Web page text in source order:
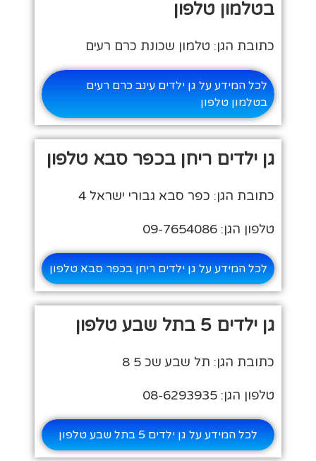
בטלמון טלפון
כתובת הגן: טלמון שכונת כרם רעים
לכל המידע על גן ילדים עינב כרם רעים
בטלמון טלפון
גן ילדים ריחן בכפר סבא טלפון
כתובת הגן: כפר סבא גבורי ישראל 4
טלפון הגן: 09-7654086
לכל המידע על גן ילדים ריחן בכפר סבא טלפון
גן ילדים 5 בתל שבע טלפון
כתובת הגן: תל שבע שכ 5 8
טלפון הגן: 08-6293935
לכל המידע על גן ילדים 5 בתל שבע טלפון